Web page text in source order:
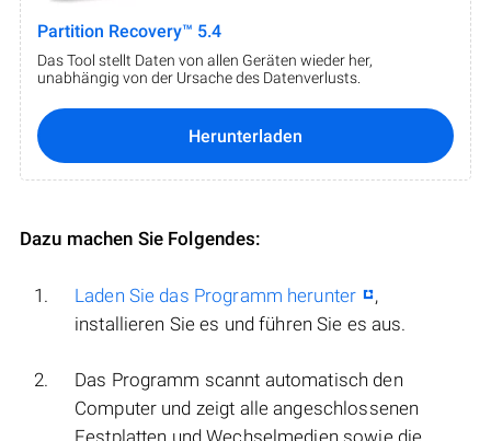
Partition Recovery™ 5.4
Das Tool stellt Daten von allen Geräten wieder her,
unabhängig von der Ursache des Datenverlusts.
Herunterladen
Dazu machen Sie Folgendes:
Laden Sie das Programm herunter
,
installieren Sie es und führen Sie es aus.
Das Programm scannt automatisch den
Computer und zeigt alle angeschlossenen